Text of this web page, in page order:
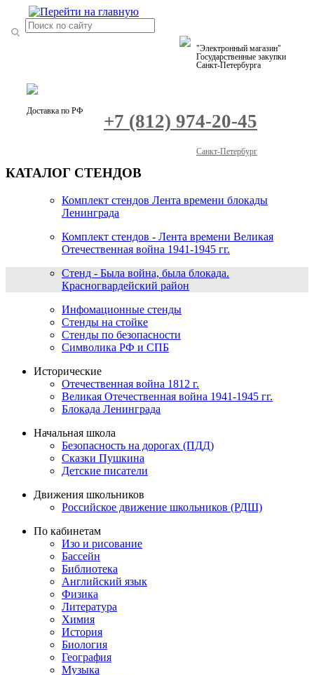
"Электронный магазин"
Государственные закупки
Санкт-Петербурга
Доставка по РФ +7 (812) 974-20-45
Санкт-Петербург
КАТАЛОГ СТЕНДОВ
Комплект стендов Лента времени блокады
Ленинграда
Комплект стендов - Лента времени Великая
Отечественная война 1941-1945 гг.
Стенд - Была война, была блокада.
Красногвардейский район
Инфомационные стенды
Стенды на стойке
Стенды по безопасности
Символика РФ и СПБ
Исторические
Отечественная война 1812 г.
Великая Отечественная война 1941-1945 гг.
Блокада Ленинграда
Начальная школа
Безопасность на дорогах (ПДД)
Сказки Пушкина
Детские писатели
Движения школьников
Российское движение школьников (РДШ)
По кабинетам
Изо и рисование
Бассейн
Библиотека
Английский язык
Физика
Литература
Химия
История
Биология
География
Музыка